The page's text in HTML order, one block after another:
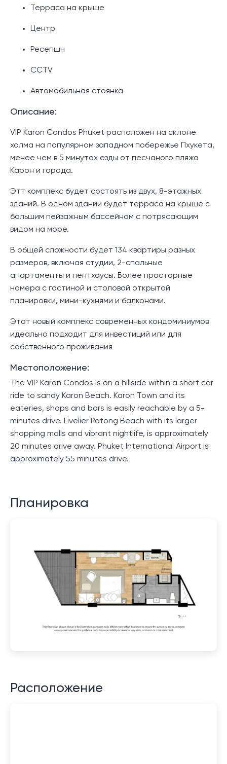
Терраса на крыше
Центр
Ресепшн
CCTV
Автомобильная стоянка
Описание:
VIP Karon Condos Phuket расположен на склоне
холма на популярном западном побережье Пхукета,
менее чем в 5 минутах езды от песчаного пляжа
Карон и города.
Этт комплекс будет состоять из двух, 8-этажных
зданий. В одном здании будет терраса на крыше с
большим пейзажным бассейном с потрясающим
видом на море.
В общей сложности будет 134 квартиры разных
размеров, включая студии, 2-спальные
апартаменты и пентхаусы. Более просторные
номера с гостиной и столовой открытой
планировки, мини-кухнями и балконами.
Этот новый комплекс современных кондоминиумов
идеально подходит для инвестиций или для
собственного проживания
Местоположение:
The VIP Karon Condos is on a hillside within a short car
ride to sandy Karon Beach. Karon Town and its
eateries, shops and bars is easily reachable by a 5-
minutes drive. Livelier Patong Beach with its larger
shopping malls and vibrant nightlife, is approximately
20 minutes drive away. Phuket International Airport is
approximately 55 minutes drive.
Планировка
Расположение